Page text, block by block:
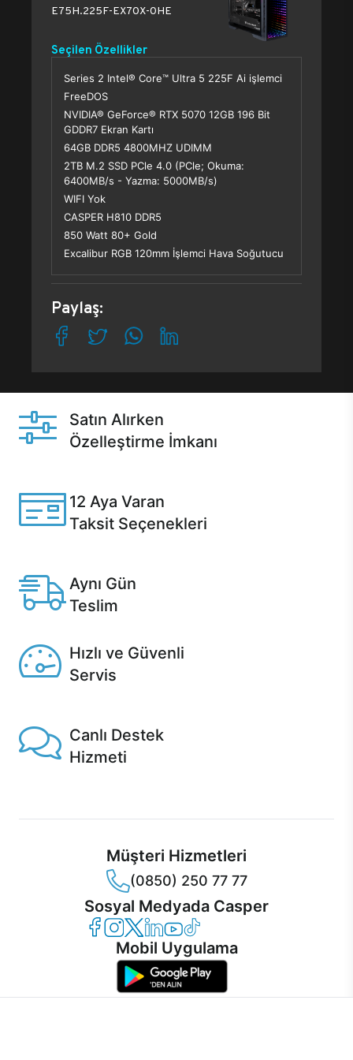
E75H.225F-EX70X-0HE
Seçilen Özellikler
Series 2 Intel® Core™ Ultra 5 225F Ai işlemci
FreeDOS
NVIDIA® GeForce® RTX 5070 12GB 196 Bit
GDDR7 Ekran Kartı
64GB DDR5 4800MHZ UDIMM
2TB M.2 SSD PCle 4.0 (PCle; Okuma:
6400MB/s - Yazma: 5000MB/s)
WIFI Yok
CASPER H810 DDR5
850 Watt 80+ Gold
Excalibur RGB 120mm İşlemci Hava Soğutucu
Paylaş:
Satın Alırken
Özelleştirme İmkanı
12 Aya Varan
Taksit Seçenekleri
Aynı Gün
Teslim
Hızlı ve Güvenli
Servis
Canlı Destek
Hizmeti
Müşteri Hizmetleri
(0850) 250 77 77
Sosyal Medyada Casper
Casper Facebook
Casper Instagram
Casper Twitter
Casper LinkedIn
Casper YouTube
Casper TikTok
Mobil Uygulama